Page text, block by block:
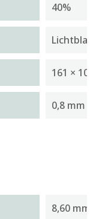
40%
161 × 10
0,8 mm
8,60 mm